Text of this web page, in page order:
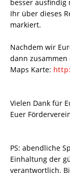
besser ausfindig
Ihr über dieses
markiert.
Nachdem wir
dann
Maps Karte:
Vielen Dank für
Euer
PS: abendliche
Einhaltung der
verantwortlich.